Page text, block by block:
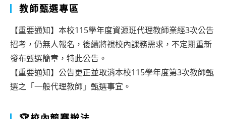
教師甄選專區
【重要通知】本校115學年度資源班代理教師業經3次公告
招考，仍無人報名，後續將視校內課務需求，不定期重新
發布甄選簡章，特此公告。
【重要通知】公告更正並取消本校115學年度第3次教師甄
選之「一般代理教師」甄選事宜。